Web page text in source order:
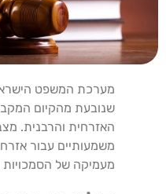
מערכת המשפט
שנובעת מהקיום
האזרחית והרבנית.
משמעותיים עבור
מעמיקה של